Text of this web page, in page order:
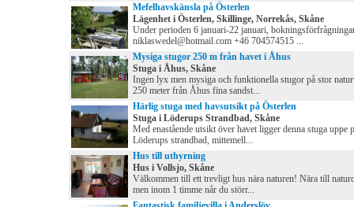
Mefelhavskänsla på Österlen
Lägenhet i Österlen, Skillinge, Norrekås, Skåne
Under perioden 6 januari-22 januari,
niklaswedel@hotmail.com +46 704574515 ...
Mysiga stugor 250 m från havet i Åhus
Stuga i Åhus, Skåne
Ingen lyx men mysiga och funktionella stugor på stor
250 meter från Åhus fina sandst...
Härlig stuga med havsutsikt på Österlen
Stuga i Löderups Strandbad, Skåne
Med enastående utsikt över havet ligger denna stuga uppe
Löderups strandbad, mittemell...
Hus till uthyrning
Hus i Vollsjo, Skåne
Välkommen till ett trevligt hus nära naturen! Nära till
men inom 1 timme når du störr...